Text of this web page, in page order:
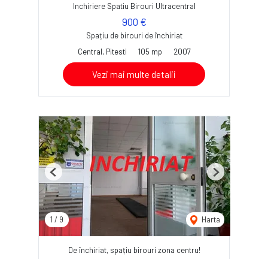
Inchiriere Spatiu Birouri Ultracentral
900 €
Spațiu de birouri de închiriat
Central, Pitesti
105 mp 2007
Vezi mai multe detalii
1 / 9 Harta
Previous Next
De închiriat, spațiu birouri zona centru!